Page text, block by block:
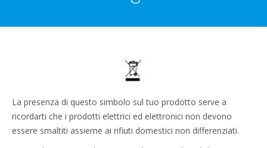
La presenza di questo simbolo sul tuo prodotto serve a
ricordarti che i prodotti elettrici ed elettronici non devono
essere smaltiti assieme ai rifiuti domestici non differenziati.